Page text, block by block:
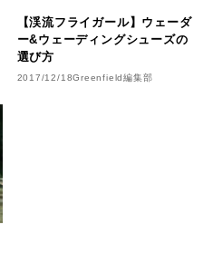
【渓流フライガール】ウェーダ
ー&ウェーディングシューズの
選び方
2017/12/18Greenfield編集部